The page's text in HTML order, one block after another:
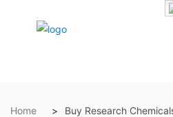
Home
Buy Research